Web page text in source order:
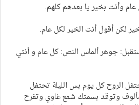
وأنت بخير يا بعدهم كلهم.
لكن أقول أنت الخير لكل عام.
جوهر ألماس النص: كل عام و أنتي
الروح كل يوم بس الليلة تحتفل
وتوقد بسمتك شمع غاوي وتفرح